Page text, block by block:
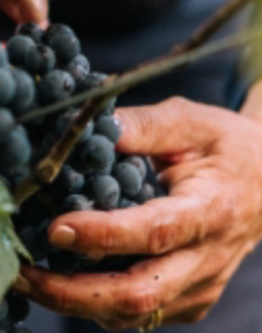
Baron Philippe de Rothschild S.A., dont le
Président Directeur Général est Philippe
Sereys de Rothschild, possède deux
champs d’activité distincts, unis par une
même volonté d’excellence les Châteaux et
les vins de Marques. Elle gère trois Grands
Crus Classés à Pauillac, dont Château
Mouton Rothschild, et elle produit et
commercialise un ensemble de vins de
Marques de haute qualité, dont Mouton
Cadet.
Fondé en 1933 420 Salariés en
France
Chiffre d'affaires : 150 M€